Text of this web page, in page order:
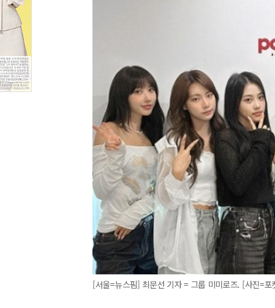
[서울=뉴스핌] 최문선 기자 = 그룹 미미로즈. [사진